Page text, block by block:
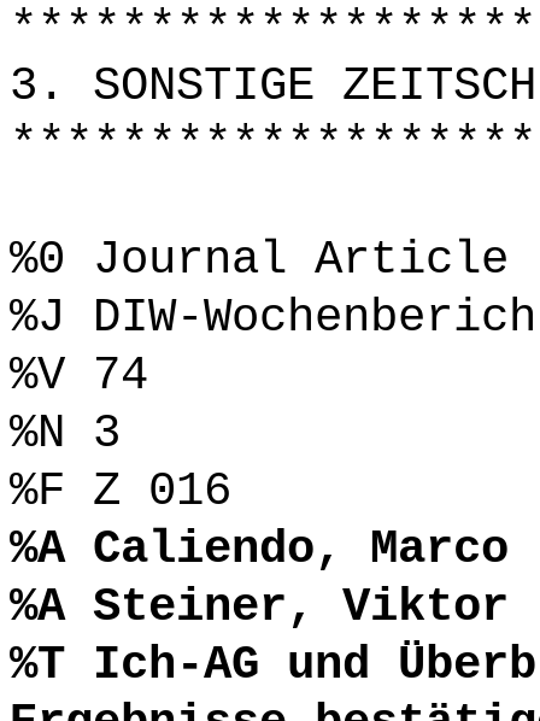
3. SONSTIGE
%0 Journal Article
%J DIW-
%V 74
%N 3
%F Z 016
%A Caliendo, Marco
%A Steiner, Viktor
%T Ich-AG und